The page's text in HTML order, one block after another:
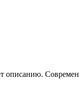
описанию.